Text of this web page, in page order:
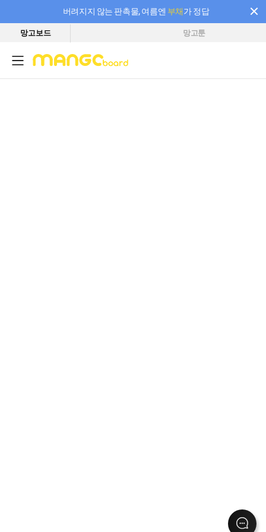
버려지지 않는 판촉물, 여름엔 부채가 정답
필요한 만큼 충전하고 끊김 없이 작업하세요! 새로워진 AI 부스터 요금제
망고보드 망고툰